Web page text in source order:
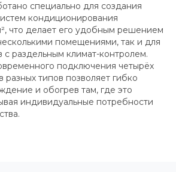
специально для создания
кондиционирования
что делает его удобным решением
помещениями, так и для
с раздельным климат-контролем.
подключения четырёх
разных типов позволяет гибко
и обогрев там, где это
индивидуальные потребности